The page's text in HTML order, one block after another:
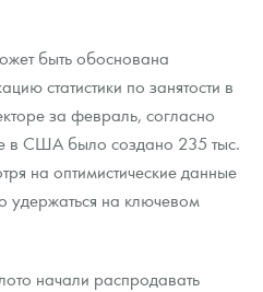
быть обоснована
статистики по занятости в
за февраль, согласно
в США было создано 235 тыс.
на оптимистические данные
удержаться на ключевом
начали распродавать